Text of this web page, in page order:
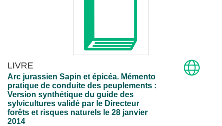
LIVRE
Arc jurassien Sapin et épicéa. Mémento
pratique de conduite des peuplements :
Version synthétique du guide des
sylvicultures validé par le Directeur
forêts et risques naturels le 28 janvier
2014